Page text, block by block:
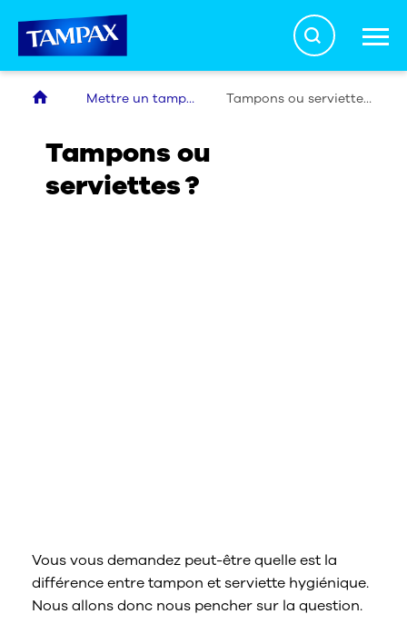
Search
Mettre un tampon
Mettre un tampon Tampons ou serviettes ?
Tampons ou
serviettes ?
Vous vous demandez peut-être quelle est la
différence entre tampon et serviette hygiénique.
Nous allons donc nous pencher sur la question.